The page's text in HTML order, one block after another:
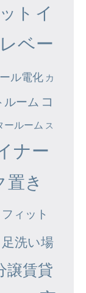
ト イ
ベー
ル電化 カ
ルーム コ
ールーム ス
ナー
置き
フィット
洗い場
譲賃貸